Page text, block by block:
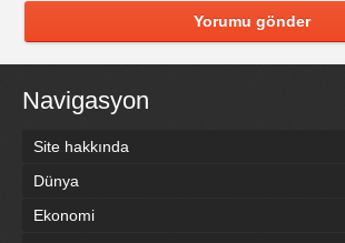
Yorumu gönder
Navigasyon
Site hakkında
Dünya
Ekonomi